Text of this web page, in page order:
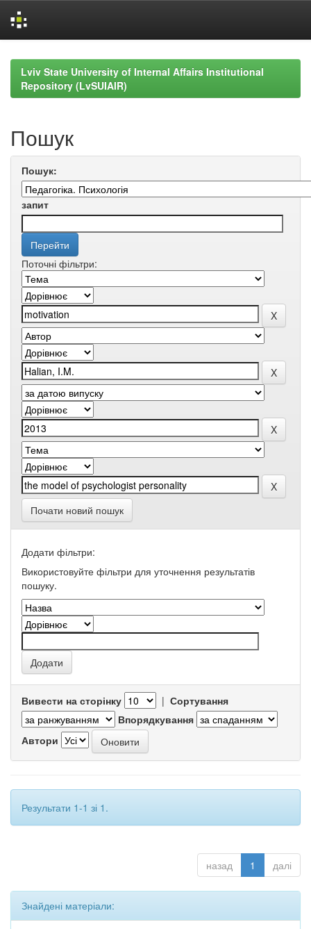
navigationLviv State University of Internal Affairs Institutional
Repository (LvSUIAIR)
Пошук
Пошук:
запит
Поточні фільтри:
Почати новий пошук
Додати фільтри:
Використовуйте фільтри для уточнення результатів
пошуку.
Вивести на сторінку | Сортування
Впорядкування
Автори
Результати 1-1 зі 1.
назад 1 далі
Знайдені матеріали: